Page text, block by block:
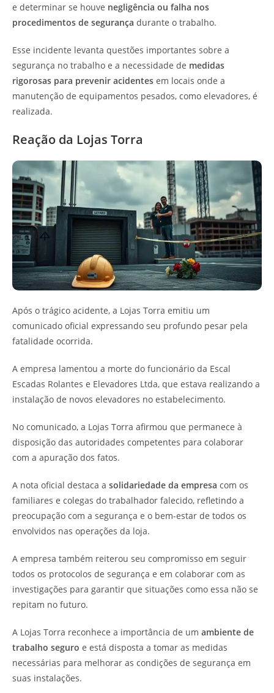
e determinar se houve negligência ou falha nos
procedimentos de segurança durante o trabalho.
Esse incidente levanta questões importantes sobre a
segurança no trabalho e a necessidade de medidas
rigorosas para prevenir acidentes em locais onde a
manutenção de equipamentos pesados, como elevadores, é
realizada.
Reação da Lojas Torra
Após o trágico acidente, a Lojas Torra emitiu um
comunicado oficial expressando seu profundo pesar pela
fatalidade ocorrida.
A empresa lamentou a morte do funcionário da Escal
Escadas Rolantes e Elevadores Ltda, que estava realizando a
instalação de novos elevadores no estabelecimento.
No comunicado, a Lojas Torra afirmou que permanece à
disposição das autoridades competentes para colaborar
com a apuração dos fatos.
A nota oficial destaca a solidariedade da empresa com os
familiares e colegas do trabalhador falecido, refletindo a
preocupação com a segurança e o bem-estar de todos os
envolvidos nas operações da loja.
A empresa também reiterou seu compromisso em seguir
todos os protocolos de segurança e em colaborar com as
investigações para garantir que situações como essa não se
repitam no futuro.
A Lojas Torra reconhece a importância de um ambiente de
trabalho seguro e está disposta a tomar as medidas
necessárias para melhorar as condições de segurança em
suas instalações.